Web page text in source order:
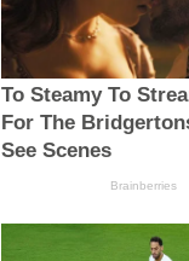
To Steamy To
For The
See Scenes
Brainberries